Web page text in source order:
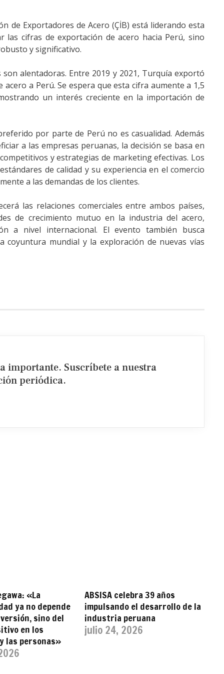
de Exportadores de Acero (ÇİB) está liderando esta
cifras de exportación de acero hacia Perú, sino
y significativo.
alentadoras. Entre 2019 y 2021, Turquía exportó
a Perú. Se espera que esta cifra aumente a 1,5
un interés creciente en la importación de
por parte de Perú no es casualidad. Además
a las empresas peruanas, la decisión se basa en
y estrategias de marketing efectivas. Los
de calidad y su experiencia en el comercio
a las demandas de los clientes.
las relaciones comerciales entre ambos países,
de crecimiento mutuo en la industria del acero,
a nivel internacional. El evento también busca
mundial y la exploración de nuevas vías
importante. Suscríbete a nuestra
periódica.​
«La
ya no depende
sino del
en los
personas»
ABSISA celebra 39 años
impulsando el desarrollo de la
industria peruana
julio 24, 2026